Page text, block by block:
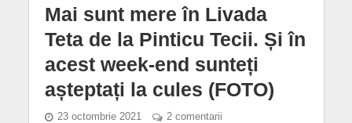
Mai sunt mere în Livada
Teta de la Pinticu Tecii. Și în
acest week-end sunteți
așteptați la cules (FOTO)
23 octombrie 2021 2 comentarii